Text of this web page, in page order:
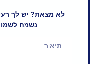
יש לך רעיון לשיפור?